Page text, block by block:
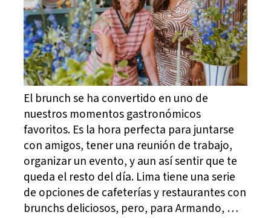
El brunch se ha convertido en uno de
nuestros momentos gastronómicos
favoritos. Es la hora perfecta para juntarse
con amigos, tener una reunión de trabajo,
organizar un evento, y aun así sentir que te
queda el resto del día. Lima tiene una serie
de opciones de cafeterías y restaurantes con
brunchs deliciosos, pero, para Armando, …